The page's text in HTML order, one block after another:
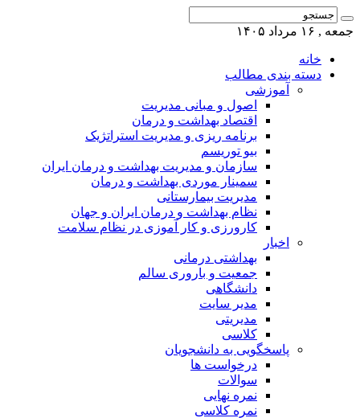
جمعه , ۱۶ مرداد ۱۴۰۵
خانه
دسته بندی مطالب
آموزشی
اصول و مبانی مدیریت
اقتصاد بهداشت و درمان
برنامه ریزی و مدیریت استراتژیک
بیو توریسم
سازمان و مدیریت بهداشت و درمان ایران
سمینار موردی بهداشت و درمان
مدیریت بیمارستانی
نظام بهداشت و درمان ایران و جهان
کارورزی و کار آموزی در نظام سلامت
اخبار
بهداشتی درمانی
جمعیت و باروری سالم
دانشگاهی
مدیر سایت
مدیریتی
کلاسی
پاسخگویی به دانشجویان
درخواست ها
سوالات
نمره نهایی
نمره کلاسی